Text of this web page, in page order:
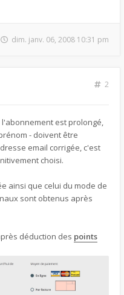
dim. janv. 06, 2008 10:31 pm
2
est prolongé,
- doivent être
email corrigée, c'est
choisi.
ainsi que celui du mode de
sont obtenus après
déduction des points